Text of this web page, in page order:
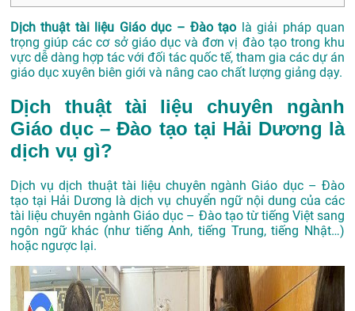
Dịch thuật tài liệu Giáo dục – Đào tạo là giải pháp quan
trọng giúp các cơ sở giáo dục và đơn vị đào tạo trong khu
vực dễ dàng hợp tác với đối tác quốc tế, tham gia các dự án
giáo dục xuyên biên giới và nâng cao chất lượng giảng dạy.
Dịch thuật tài liệu chuyên ngành
Giáo dục – Đào tạo tại Hải Dương là
dịch vụ gì?
Dịch vụ dịch thuật tài liệu chuyên ngành Giáo dục – Đào
tạo tại Hải Dương là dịch vụ chuyển ngữ nội dung của các
tài liệu chuyên ngành Giáo dục – Đào tạo từ tiếng Việt sang
ngôn ngữ khác (như tiếng Anh, tiếng Trung, tiếng Nhật…)
hoặc ngược lại.